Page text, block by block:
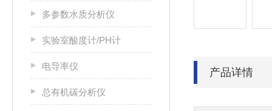
多参数水质分析仪
实验室酸度计/PH计
电导率仪
总有机碳分析仪
产品详情